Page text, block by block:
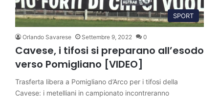
SPORT
Orlando Savarese Settembre 9, 2022 0
Cavese, i tifosi si preparano all’esodo
verso Pomigliano [VIDEO]
Trasferta libera a Pomigliano d’Arco per i tifosi della
Cavese: i metelliani in campionato incontreranno